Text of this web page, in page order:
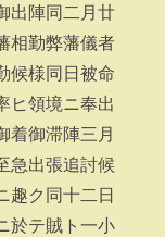
出陣同二月廿
相勤弊藩儀者
候様同日被命
ヒ領境ニ奉出
着御滞陣三月
急出張追討候
趣ク同十二日
於テ賊ト一小